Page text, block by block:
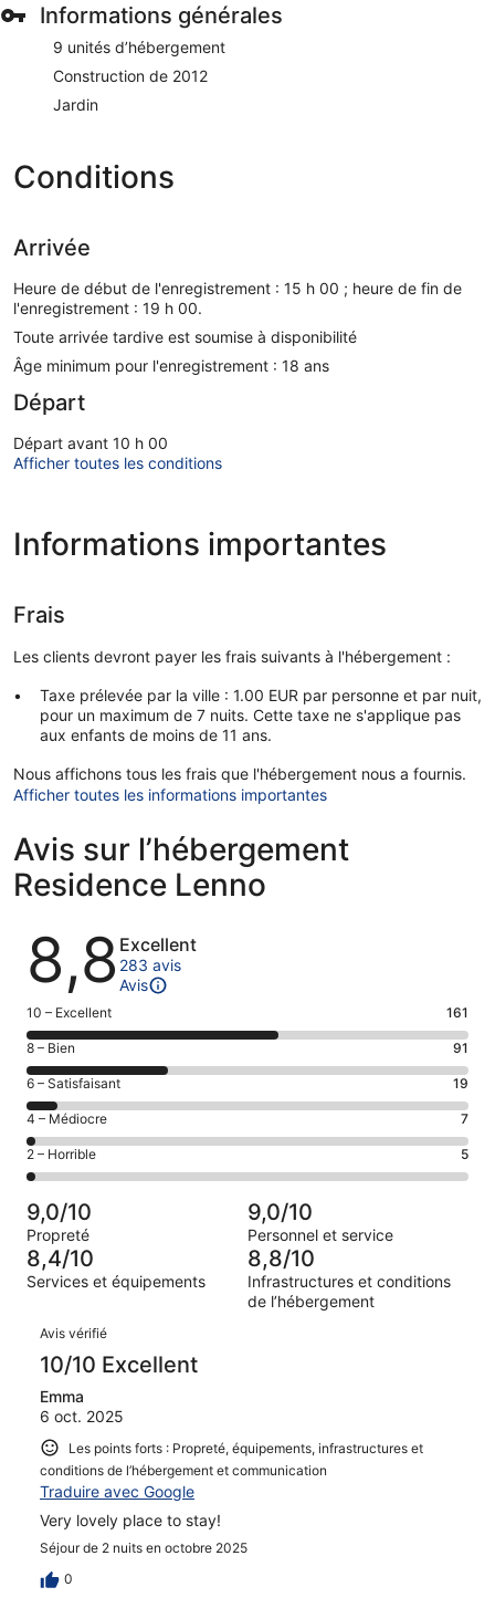
Informations générales
9 unités d’hébergement
Construction de 2012
Jardin
Conditions
Arrivée
Heure de début de l'enregistrement : 15 h 00 ; heure de fin de
l'enregistrement : 19 h 00.
Toute arrivée tardive est soumise à disponibilité
Âge minimum pour l'enregistrement : 18 ans
Départ
Départ avant 10 h 00
Afficher toutes les conditions
Informations importantes
Frais
Les clients devront payer les frais suivants à l'hébergement :
Taxe prélevée par la ville : 1.00 EUR par personne et par nuit,
pour un maximum de 7 nuits. Cette taxe ne s'applique pas
aux enfants de moins de 11 ans.
Nous affichons tous les frais que l'hébergement nous a fournis.
Afficher toutes les informations importantes
Avis sur l’hébergement
Residence Lenno
Avis
8,8 Excellent
283 avis
Avis
Note
des
voyageurs
de 10
(Excellent),
d’après 161 avis
sur 283.
10 – Excellent 161
Note
des
voyageurs
de 8
(Bien),
d’après 91 avis
sur 283.
8 – Bien 91
Note
des
voyageurs
de 6
(Satisfaisant),
sur 283.
6 – Satisfaisant 19
Note
des
voyageurs
de 4
(Médiocre),
d’après 7 avis
sur 283.
4 – Médiocre 7
Note
des
voyageurs
de 2
(Horrible),
d’après 5 avis
sur 283.
2 – Horrible 5
9,0/10
Propreté
9,0/10
Personnel et service
8,4/10
Services et équipements
8,8/10
Infrastructures et conditions
de l’hébergement
Avis
Avis vérifié
10/10 Excellent
Emma
6 oct. 2025
Les points forts : Propreté, équipements, infrastructures et
conditions de l’hébergement et communication
Traduire avec Google
Very lovely place to stay!
Séjour de 2 nuits en octobre 2025
0